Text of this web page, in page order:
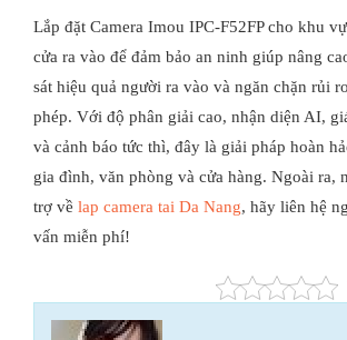
Lắp đặt Camera Imou IPC-F52FP cho khu
cửa ra vào để đảm bảo an ninh giúp nâng
sát hiệu quả người ra vào và ngăn chặn rủi
phép. Với độ phân giải cao, nhận diện AI,
và cảnh báo tức thì, đây là giải pháp hoàn
gia đình, văn phòng và cửa hàng. Ngoài ra,
trợ về lap camera tai Da Nang, hãy liên hệ
vấn miễn phí!